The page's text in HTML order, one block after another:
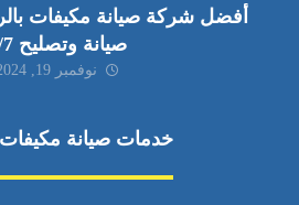
صيانة وتصليح 24/7
نوفمبر 19, 2024
خدمات صيانة مكيفات